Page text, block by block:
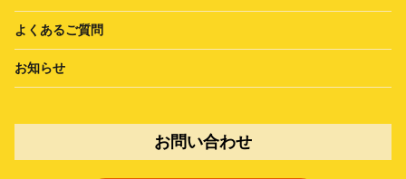
よくあるご質問
お知らせ
お問い合わせ